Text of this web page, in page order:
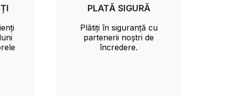
PLATĂ SIGURĂ
Plătiți în siguranță cu
partenerii noștri de
încredere.